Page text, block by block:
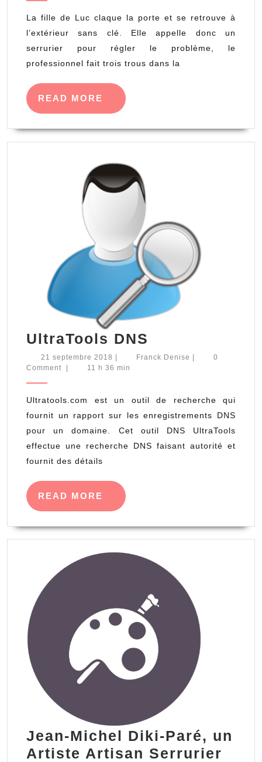
regardant
La fille de Luc claque la porte et se retrouve à
l’extérieur sans clé. Elle appelle donc un
serrurier pour régler le problème, le
professionnel fait trois trous dans la
READ MORE
READ
MORE
UltraTools DNS
DNS
21 septembre 2018 21
septembre
| Franck Denise Franck
|
0
Comment
| 11 h 36 min
Ultratools.com est un outil de recherche qui
fournit un rapport sur les enregistrements DNS
pour un domaine. Cet outil DNS UltraTools
effectue une recherche DNS faisant autorité et
fournit des détails
READ MORE
READ
MORE
Jean-Michel Diki-Paré, un
Artiste Artisan Serrurier